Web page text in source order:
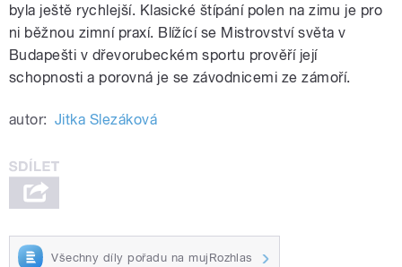
byla ještě rychlejší. Klasické štípání polen na zimu je pro
ni běžnou zimní praxí. Blížící se Mistrovství světa v
Budapešti v dřevorubeckém sportu prověří její
schopnosti a porovná je se závodnicemi ze zámoří.
autor: Jitka Slezáková
Všechny díly pořadu na mujRozhlas